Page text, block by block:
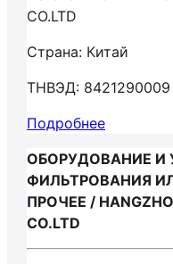
CO.LTD
Страна: Китай
ТНВЭД: 8421290009
Подробнее
ОБОРУДОВАНИЕ И
ФИЛЬТРОВАНИЯ
ПРОЧЕЕ /
CO.LTD